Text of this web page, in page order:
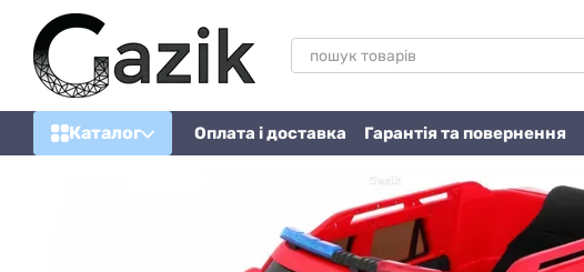
Перейти до основного контенту
Каталог Оплата і доставка Гарантія та повернення